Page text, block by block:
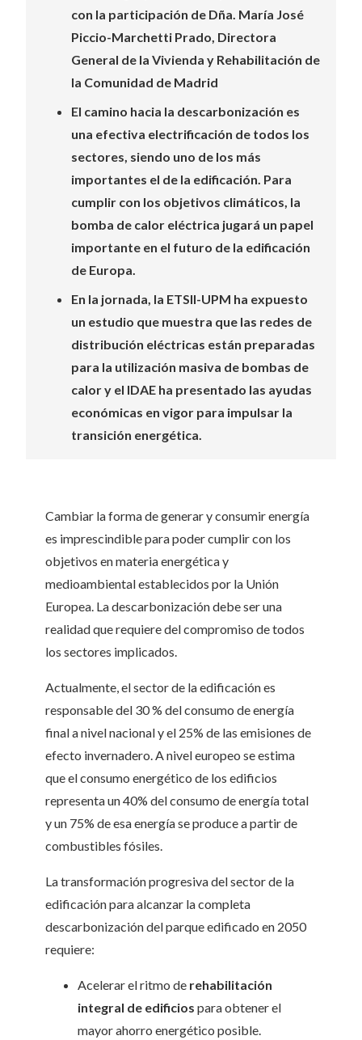
con la participación de Dña. María José
Piccio-Marchetti Prado, Directora
General de la Vivienda y Rehabilitación de
la Comunidad de Madrid
El camino hacia la descarbonización es
una efectiva electrificación de todos los
sectores, siendo uno de los más
importantes el de la edificación. Para
cumplir con los objetivos climáticos, la
bomba de calor eléctrica jugará un papel
importante en el futuro de la edificación
de Europa.
En la jornada, la ETSII-UPM ha expuesto
un estudio que muestra que las redes de
distribución eléctricas están preparadas
para la utilización masiva de bombas de
calor y el IDAE ha presentado las ayudas
económicas en vigor para impulsar la
transición energética.
Cambiar la forma de generar y consumir energía
es imprescindible para poder cumplir con los
objetivos en materia energética y
medioambiental establecidos por la Unión
Europea. La descarbonización debe ser una
realidad que requiere del compromiso de todos
los sectores implicados.
Actualmente, el sector de la edificación es
responsable del 30 % del consumo de energía
final a nivel nacional y el 25% de las emisiones de
efecto invernadero. A nivel europeo se estima
que el consumo energético de los edificios
representa un 40% del consumo de energía total
y un 75% de esa energía se produce a partir de
combustibles fósiles.
La transformación progresiva del sector de la
edificación para alcanzar la completa
descarbonización del parque edificado en 2050
requiere:
Acelerar el ritmo de rehabilitación
integral de edificios para obtener el
mayor ahorro energético posible.